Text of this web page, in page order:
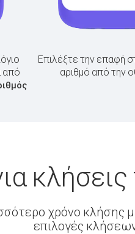
από
Επιλέξτε την επαφή
αριθμό από την
χρόνο κλήσης
επιλογές